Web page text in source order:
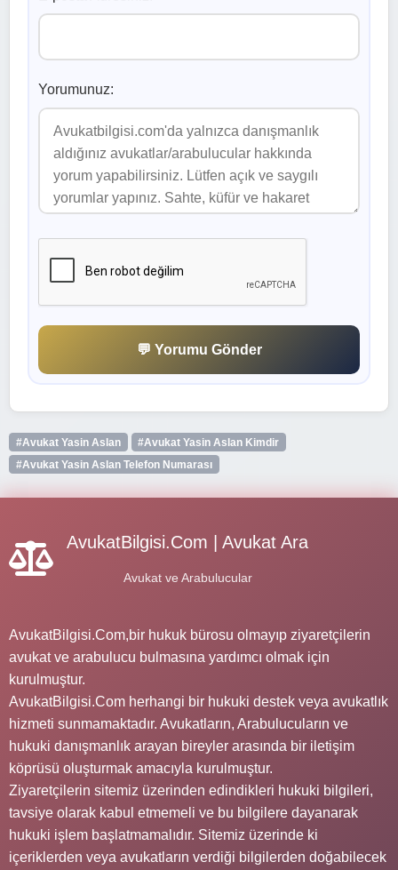
Yorumunuz:
💬 Yorumu Gönder
#Avukat Yasin Aslan
#Avukat Yasin Aslan Kimdir
#Avukat Yasin Aslan Telefon Numarası
AvukatBilgisi.Com | Avukat Ara
Avukat ve Arabulucular
AvukatBilgisi.Com,bir hukuk bürosu olmayıp ziyaretçilerin
avukat ve arabulucu bulmasına yardımcı olmak için
kurulmuştur.
AvukatBilgisi.Com herhangi bir hukuki destek veya avukatlık
hizmeti sunmamaktadır. Avukatların, Arabulucuların ve
hukuki danışmanlık arayan bireyler arasında bir iletişim
köprüsü oluşturmak amacıyla kurulmuştur.
Ziyaretçilerin sitemiz üzerinden edindikleri hukuki bilgileri,
tavsiye olarak kabul etmemeli ve bu bilgilere dayanarak
hukuki işlem başlatmamalıdır. Sitemiz üzerinde ki
içeriklerden veya avukatların verdiği bilgilerden doğabilecek